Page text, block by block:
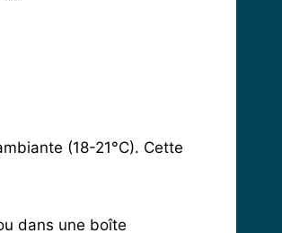
(18-21°C). Cette
dans une boîte